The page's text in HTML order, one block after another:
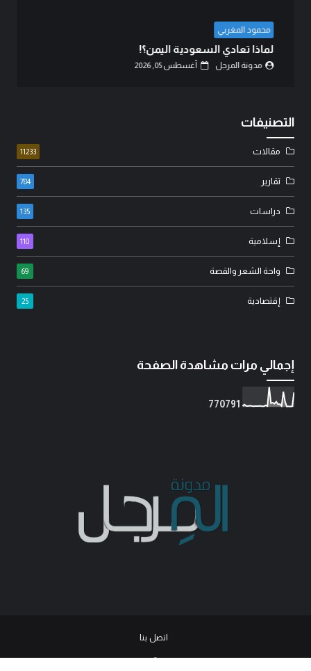
محمود المغربي
لماذا تعادي السعودية اليمن؟!
مدونة المرجل أغسطس 05, 2026
التصنيفات
مقالات 11233
تقارير 784
دراسات 135
إسلامية 110
واحة الشعر والقصة 69
إقتصادية 25
إجمالي مرات مشاهدة الصفحة
770791
اتصل بنا